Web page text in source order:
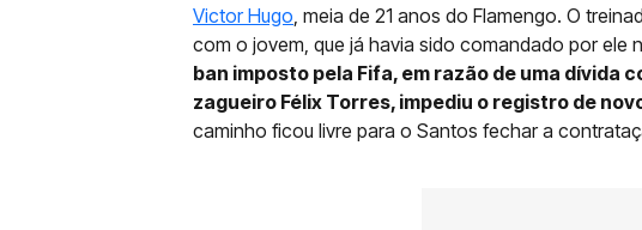
Victor Hugo, meia de 21 anos do Flamengo. O
com o jovem, que já havia sido comandado por ele
ban imposto pela Fifa, em razão de uma dívida
zagueiro Félix Torres, impediu o registro de
caminho ficou livre para o Santos fechar a